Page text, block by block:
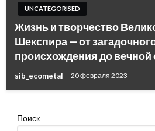
UNCATEGORISED
Жизнь и творчество
Шекспира — от
происхождения до вечной
sib_ecometal 20 февраля 2023
Поиск